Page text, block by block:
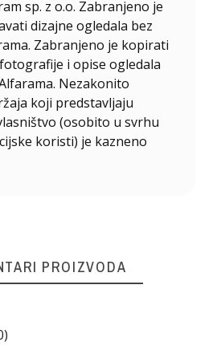
sp. z o.o. Zabranjeno je
dizajne ogledala bez
Zabranjeno je kopirati
i opise ogledala
Nezakonito
koji predstavljaju
(osobito u svrhu
koristi) je kazneno
PROIZVODA